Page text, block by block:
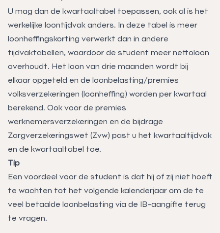
U mag dan de kwartaaltabel toepassen, ook al is het
werkelijke loontijdvak anders. In deze tabel is meer
loonheffingskorting verwerkt dan in andere
tijdvaktabellen, waardoor de student meer nettoloon
overhoudt. Het loon van drie maanden wordt bij
elkaar opgeteld en de loonbelasting/premies
volksverzekeringen (loonheffing) worden per kwartaal
berekend. Ook voor de premies
werknemersverzekeringen en de bijdrage
Zorgverzekeringswet (Zvw) past u het kwartaaltijdvak
en de kwartaaltabel toe.
Tip
Een voordeel voor de student is dat hij of zij niet hoeft
te wachten tot het volgende kalenderjaar om de te
veel betaalde loonbelasting via de IB-aangifte terug
te vragen.